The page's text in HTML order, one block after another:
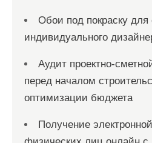
Обои под покраску для
индивидуального
Аудит проектно-
перед началом
оптимизации бюджета
Получение